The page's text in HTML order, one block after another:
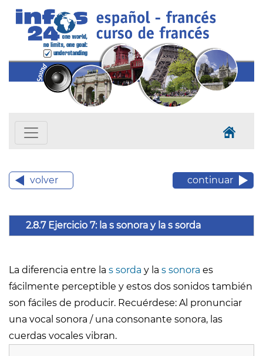
volver continuar
2.8.7 Ejercicio 7: la s sonora y la s sorda
La diferencia entre la s sorda y la s sonora es
fácilmente perceptible y estos dos sonidos también
son fáciles de producir. Recuérdese: Al pronunciar
una vocal sonora / una consonante sonora, las
cuerdas vocales vibran.